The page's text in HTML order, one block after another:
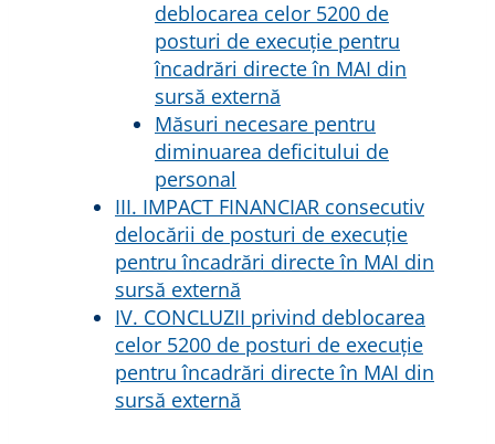
deblocarea celor 5200 de
posturi de execuție pentru
încadrări directe în MAI din
sursă externă
Măsuri necesare pentru
diminuarea deficitului de
personal
III. IMPACT FINANCIAR consecutiv
delocării de posturi de execuție
pentru încadrări directe în MAI din
sursă externă
IV. CONCLUZII privind deblocarea
celor 5200 de posturi de execuție
pentru încadrări directe în MAI din
sursă externă